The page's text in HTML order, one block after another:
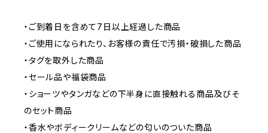
・ご到着日を含めて7日以上経過した商品
・ご使用になられたり、お客様の責任で汚損・破損した商品
・タグを取外した商品
・セール品や福袋商品
・ショーツやタンガなどの下半身に直接触れる商品及びそ
のセット商品
・香水やボディークリームなどの匂いのついた商品